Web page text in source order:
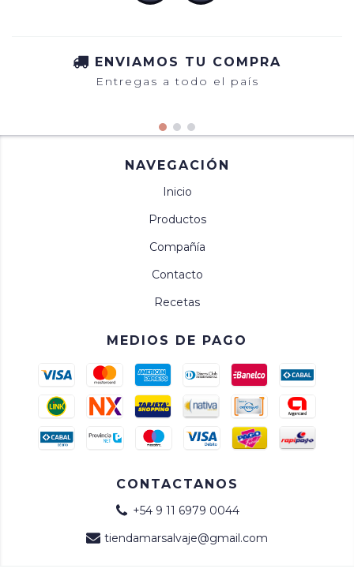
ENVIAMOS TU COMPRA
Entregas a todo el país
NAVEGACIÓN
Inicio
Productos
Compañía
Contacto
Recetas
MEDIOS DE PAGO
CONTACTANOS
+54 9 11 6979 0044
tiendamarsalvaje@gmail.com